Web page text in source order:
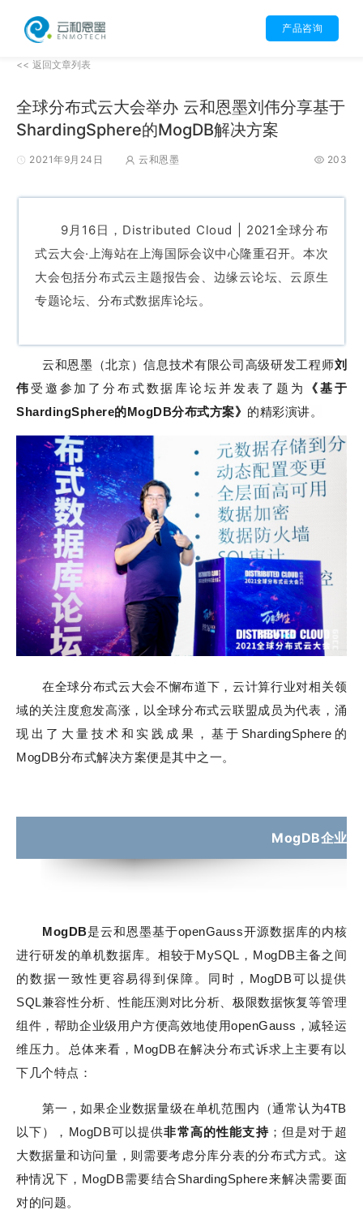
产品咨询
<< 返回文章列表
全球分布式云大会举办 云和恩墨刘伟分享基于
ShardingSphere的MogDB解决方案
2021年9月24日 云和恩墨 203
9月16日，Distributed Cloud | 2021全球分布
式云大会·上海站在上海国际会议中心隆重召开。本次
大会包括分布式云主题报告会、边缘云论坛、云原生
专题论坛、分布式数据库论坛。
云和恩墨（北京）信息技术有限公司高级研发工程师刘
伟 受邀参加了分布式数据库论坛并发表了题为
《基于
ShardingSphere的MogDB分布式方案》 的精彩演讲。
在全球分布式云大会不懈布道下，云计算行业对相关领
域的关注度愈发高涨，以全球分布式云联盟成员为代表，涌
现出了大量技术和实践成果，基于ShardingSphere的
MogDB分布式解决方案便是其中之一。
MogDB企业
MogDB是云和恩墨基于openGauss开源数据库的内核
进行研发的单机数据库。相较于MySQL，MogDB主备之间
的数据一致性更容易得到保障。同时，MogDB可以提供
SQL兼容性分析、性能压测对比分析、极限数据恢复等管理
组件，帮助企业级用户方便高效地使用openGauss，减轻运
维压力。总体来看，MogDB在解决分布式诉求上主要有以
下几个特点：
第一，如果企业数据量级在单机范围内（通常认为4TB
以下），MogDB可以提供非常高的性能支持；但是对于超
大数据量和访问量，则需要考虑分库分表的分布式方式。这
种情况下，MogDB需要结合ShardingSphere来解决需要面
对的问题。